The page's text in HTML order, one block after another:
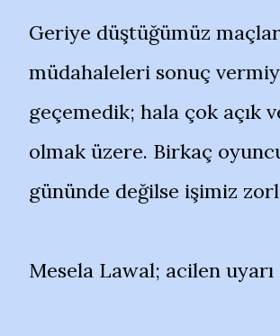
Geriye düştüğümüz
müdahaleleri sonuç
geçemedik; hala çok açık
olmak üzere. Birkaç
gününde değilse işimiz
Mesela Lawal; acilen